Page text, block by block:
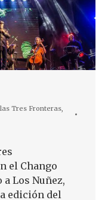
Tres Fronteras,
el Chango
Los Nuñez,
edición del